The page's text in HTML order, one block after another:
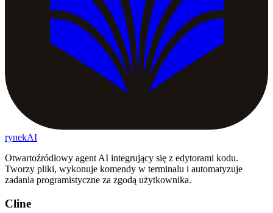
rynekAI
Otwartoźródłowy agent AI integrujący się z edytorami kodu.
Tworzy pliki, wykonuje komendy w terminalu i automatyzuje
zadania programistyczne za zgodą użytkownika.
Cline